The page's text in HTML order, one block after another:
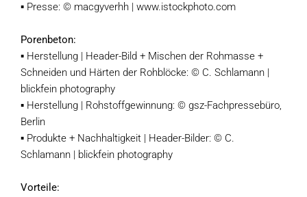
▪ Presse: © macgyverhh | www.istockphoto.com
Porenbeton:
▪ Herstellung | Header-Bild + Mischen der Rohmasse +
Schneiden und Härten der Rohblöcke: © C. Schlamann |
blickfein photography
▪ Herstellung | Rohstoffgewinnung: © gsz-Fachpressebüro,
Berlin
▪ Produkte + Nachhaltigkeit | Header-Bilder: © C.
Schlamann | blickfein photography
Vorteile: